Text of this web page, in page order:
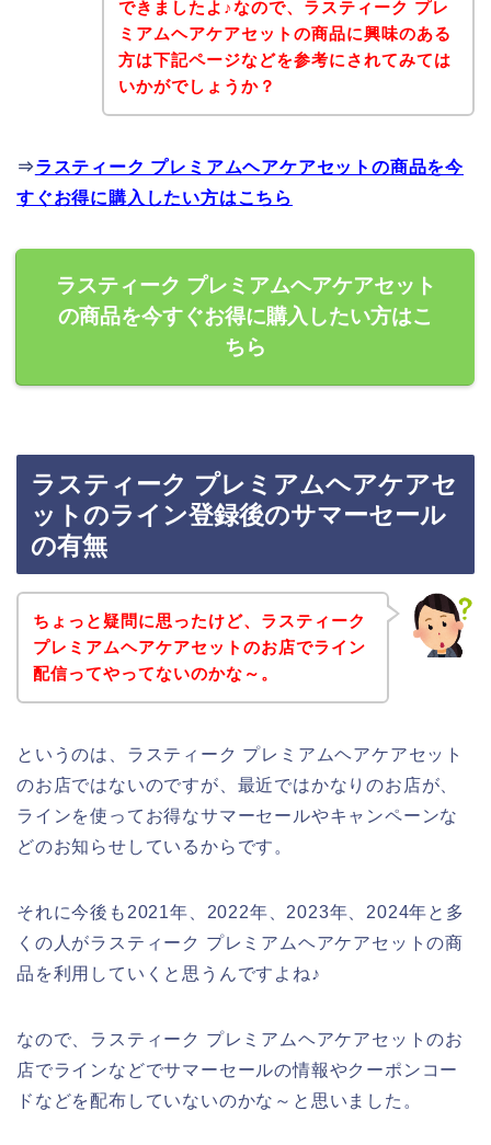
できましたよ♪なので、ラスティーク プレ
ミアムヘアケアセットの商品に興味のある
方は下記ページなどを参考にされてみては
いかがでしょうか？
⇒ラスティーク プレミアムヘアケアセットの商品を今
すぐお得に購入したい方はこちら
ラスティーク プレミアムヘアケアセット
の商品を今すぐお得に購入したい方はこ
ちら
ラスティーク プレミアムヘアケアセ
ットのライン登録後のサマーセール
の有無
ちょっと疑問に思ったけど、ラスティーク
プレミアムヘアケアセットのお店でライン
配信ってやってないのかな～。
というのは、ラスティーク プレミアムヘアケアセット
のお店ではないのですが、最近ではかなりのお店が、
ラインを使ってお得なサマーセールやキャンペーンな
どのお知らせしているからです。
それに今後も2021年、2022年、2023年、2024年と多
くの人がラスティーク プレミアムヘアケアセットの商
品を利用していくと思うんですよね♪
なので、ラスティーク プレミアムヘアケアセットのお
店でラインなどでサマーセールの情報やクーポンコー
ドなどを配布していないのかな～と思いました。